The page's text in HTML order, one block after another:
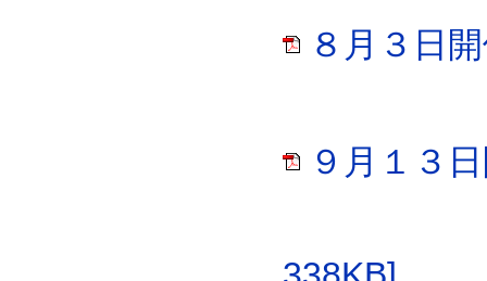
８月３日
９月１３